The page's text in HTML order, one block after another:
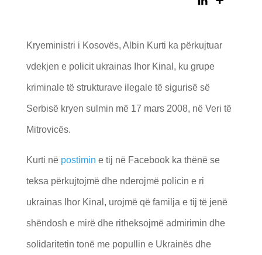
Kryeministri i Kosovës, Albin Kurti ka përkujtuar
vdekjen e policit ukrainas Ihor Kinal, ku grupe
kriminale të strukturave ilegale të sigurisë së
Serbisë kryen sulmin më 17 mars 2008, në Veri të
Mitrovicës.
Kurti në postimin e tij në Facebook ka thënë se
teksa përkujtojmë dhe nderojmë policin e ri
ukrainas Ihor Kinal, urojmë që familja e tij të jenë
shëndosh e mirë dhe ritheksojmë admirimin dhe
solidaritetin tonë me popullin e Ukrainës dhe